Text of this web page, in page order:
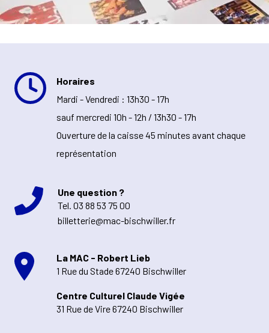
Horaires
Mardi - Vendredi : 13h30 - 17h
sauf mercredi 10h - 12h / 13h30 - 17h
Ouverture de la caisse 45 minutes avant chaque
représentation
Une question ?
Tel. 03 88 53 75 00
billetterie@mac-bischwiller.fr
La MAC - Robert Lieb
1 Rue du Stade 67240 Bischwiller
Centre Culturel Claude Vigée
31 Rue de Vire 67240 Bischwiller